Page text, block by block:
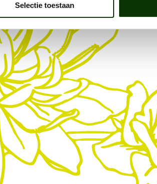
Selectie toestaan